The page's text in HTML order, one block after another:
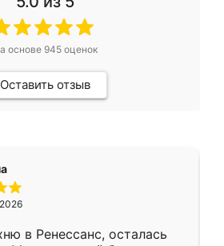
основе 945оценок
Оставить отзыв
в Ренессанс, осталась